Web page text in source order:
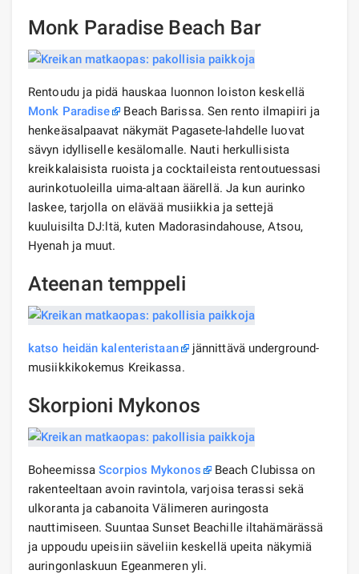
Monk Paradise Beach Bar
Rentoudu ja pidä hauskaa luonnon loiston keskellä
Monk Paradise
Beach Barissa. Sen rento ilmapiiri ja
henkeäsalpaavat näkymät Pagasete-lahdelle luovat
sävyn idylliselle kesälomalle. Nauti herkullisista
kreikkalaisista ruoista ja cocktaileista rentoutuessasi
aurinkotuoleilla uima-altaan äärellä. Ja kun aurinko
laskee, tarjolla on elävää musiikkia ja settejä
kuuluisilta DJ:ltä, kuten Madorasindahouse, Atsou,
Hyenah ja muut.
Ateenan temppeli
katso heidän kalenteristaan
​​jännittävä underground-
musiikkikokemus Kreikassa.
Skorpioni Mykonos
BoheemissaScorpios Mykonos
Beach Clubissa on
rakenteeltaan avoin ravintola, varjoisa terassi sekä
ulkoranta ja cabanoita Välimeren auringosta
nauttimiseen. Suuntaa Sunset Beachille iltahämärässä
ja uppoudu upeisiin säveliin keskellä upeita näkymiä
auringonlaskuun Egeanmeren yli.